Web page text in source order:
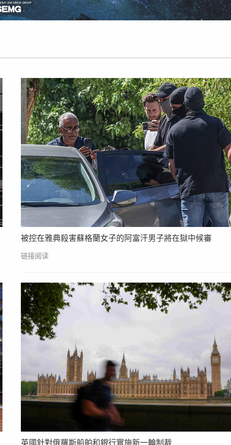
被控在雅典殺害蘇格蘭女子的阿富汗男子將在獄中候審
链接阅读
英國針對俄羅斯船舶和銀行實施新一輪制裁